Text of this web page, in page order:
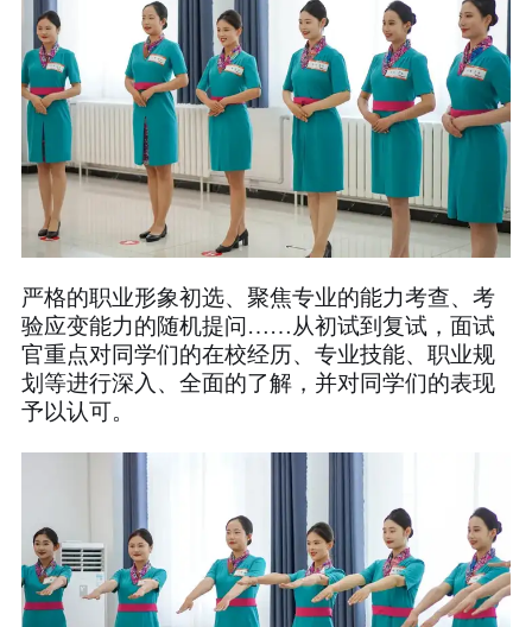
严格的职业形象初选、聚焦专业的能力考查、考
验应变能力的随机提问……从初试到复试，面试
官重点对同学们的在校经历、专业技能、职业规
划等进行深入、全面的了解，并对同学们的表现
予以认可。